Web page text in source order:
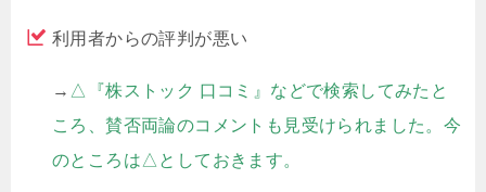
利用者からの評判が悪い
→ △『株ストック 口コミ』などで検索してみたと
ころ、賛否両論のコメントも見受けられました。今
のところは△としておきます。